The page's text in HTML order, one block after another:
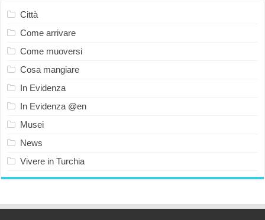
Città
Come arrivare
Come muoversi
Cosa mangiare
In Evidenza
In Evidenza @en
Musei
News
Vivere in Turchia